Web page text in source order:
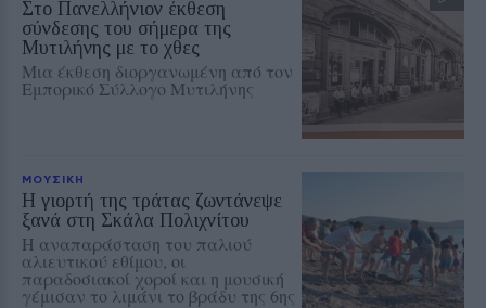
Στο Πανελλήνιον έκθεση
σύνδεσης του σήμερα της
Μυτιλήνης με το χθες
Μια έκθεση διοργανωμένη από τον
Εμπορικό Σύλλογο Μυτιλήνης
ΜΟΥΣΙΚΗ
Η γιορτή της τράτας ζωντάνεψε
ξανά στη Σκάλα Πολιχνίτου
Η αναπαράσταση του παλιού
αλιευτικού εθίμου, οι
παραδοσιακοί χοροί και η μουσική
γέμισαν το λιμάνι το βράδυ της 6ης